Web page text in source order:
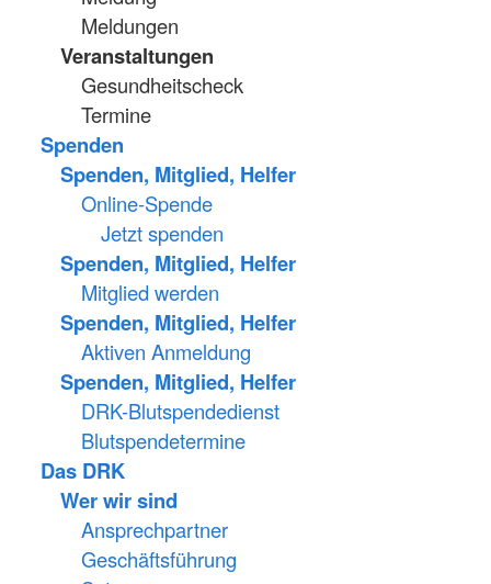
Meldungen
Veranstaltungen
Gesundheitscheck
Termine
Spenden
Spenden, Mitglied, Helfer
Online-Spende
Jetzt spenden
Spenden, Mitglied, Helfer
Mitglied werden
Spenden, Mitglied, Helfer
Aktiven Anmeldung
Spenden, Mitglied, Helfer
DRK-Blutspendedienst
Blutspendetermine
Das DRK
Wer wir sind
Ansprechpartner
Geschäftsführung